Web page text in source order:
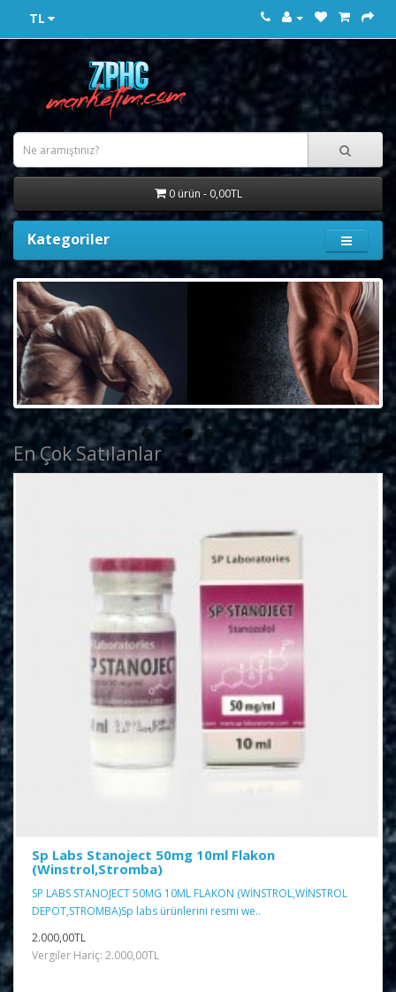
TL
0 ürün - 0,00TL
Kategoriler
En Çok Satılanlar
Sp Labs Stanoject 50mg 10ml Flakon
(Winstrol,Stromba)
SP LABS STANOJECT 50MG 10ML FLAKON (WİNSTROL,WİNSTROL
DEPOT,STROMBA)Sp labs ürünlerini resmi we..
2.000,00TL
Vergiler Hariç: 2.000,00TL